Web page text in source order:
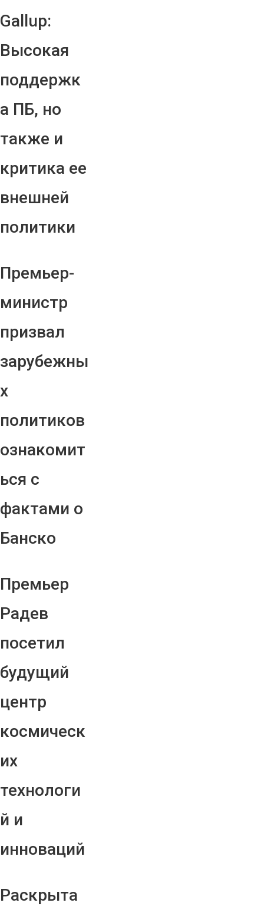
Gallup:
Высокая
поддержк
а ПБ, но
также и
критика ее
внешней
политики
Премьер-
министр
призвал
зарубежны
х
политиков
ознакомит
ься с
фактами о
Банско
Премьер
Радев
посетил
будущий
центр
космическ
их
технологи
й и
инноваций
Раскрыта